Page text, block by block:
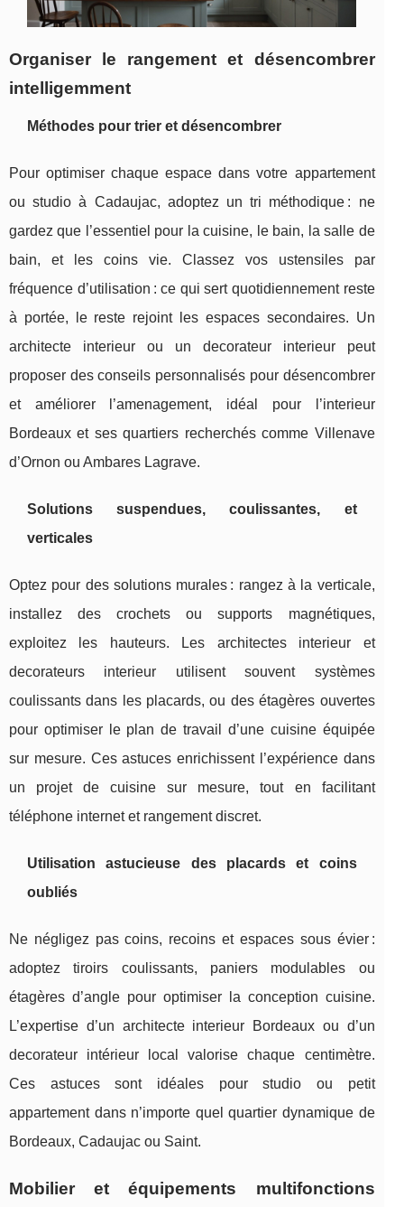
Organiser le rangement et désencombrer
intelligemment
Méthodes pour trier et désencombrer
Pour optimiser chaque espace dans votre appartement
ou studio à Cadaujac, adoptez un tri méthodique : ne
gardez que l’essentiel pour la cuisine, le bain, la salle de
bain, et les coins vie. Classez vos ustensiles par
fréquence d’utilisation : ce qui sert quotidiennement reste
à portée, le reste rejoint les espaces secondaires. Un
architecte interieur ou un decorateur interieur peut
proposer des conseils personnalisés pour désencombrer
et améliorer l’amenagement, idéal pour l’interieur
Bordeaux et ses quartiers recherchés comme Villenave
d’Ornon ou Ambares Lagrave.
Solutions suspendues, coulissantes, et
verticales
Optez pour des solutions murales : rangez à la verticale,
installez des crochets ou supports magnétiques,
exploitez les hauteurs. Les architectes interieur et
decorateurs interieur utilisent souvent systèmes
coulissants dans les placards, ou des étagères ouvertes
pour optimiser le plan de travail d’une cuisine équipée
sur mesure. Ces astuces enrichissent l’expérience dans
un projet de cuisine sur mesure, tout en facilitant
téléphone internet et rangement discret.
Utilisation astucieuse des placards et coins
oubliés
Ne négligez pas coins, recoins et espaces sous évier :
adoptez tiroirs coulissants, paniers modulables ou
étagères d’angle pour optimiser la conception cuisine.
L’expertise d’un architecte interieur Bordeaux ou d’un
decorateur intérieur local valorise chaque centimètre.
Ces astuces sont idéales pour studio ou petit
appartement dans n’importe quel quartier dynamique de
Bordeaux, Cadaujac ou Saint.
Mobilier et équipements multifonctions